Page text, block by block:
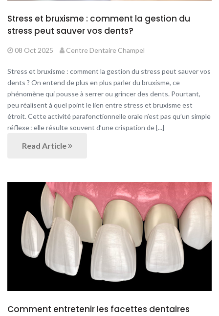
Stress et bruxisme : comment la gestion du
stress peut sauver vos dents?
08 Oct 2025 Centre Dentaire Champel
Stress et bruxisme : comment la gestion du stress peut sauver vos
dents ? On entend de plus en plus parler du bruxisme, ce
phénomène qui pousse à serrer ou grincer des dents. Pourtant,
peu réalisent à quel point le lien entre stress et bruxisme est
étroit. Cette activité parafonctionnelle orale n’est pas qu’un simple
réflexe : elle résulte souvent d’une crispation de [...]
Read Article
Comment entretenir les facettes dentaires